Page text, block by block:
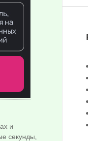
и
секунды,